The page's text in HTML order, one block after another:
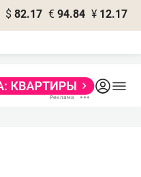
$ 82.17 € 94.84 ¥ 12.17